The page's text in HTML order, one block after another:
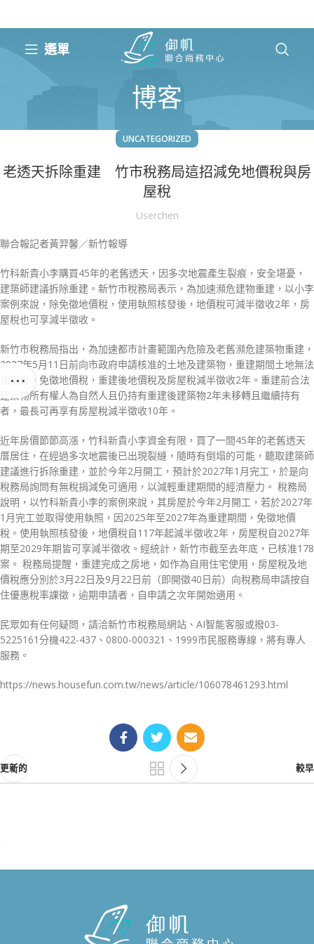
選單
博客
UNCATEGORIZED
老透天拆除重建 竹市稅務局這招減免地價稅與房
屋稅
Userchen
聯合報記者黃羿馨／新竹報導
竹科新貴小李購買45年的老舊透天，因多次地震產生裂痕，安全堪憂，
建築師建議拆除重建。新竹市稅務局表示，為加速瀕危建物重建，以小李
案例來說，除免徵地價稅，使用執照核發後，地價稅可減半徵收2年，房
屋稅也可享減半徵收。
新竹市稅務局指出，為加速都市計畫範圍內危險及老舊瀕危建築物重建，
2027年5月11日前向市政府申請核准的土地及建築物，重建期間土地無法
使用者，免徵地價稅，重建後地價稅及房屋稅減半徵收2年。重建前合法
建築物所有權人為自然人且仍持有重建後建築物2年未移轉且繼續持有
者，最長可再享有房屋稅減半徵收10年。
近年房價節節高漲，竹科新貴小李資金有限，買了一間45年的老舊透天
厝居住，在經過多次地震後已出現裂縫，隨時有倒塌的可能，聽取建築師
建議進行拆除重建，並於今年2月開工，預計於2027年1月完工，於是向
稅務局詢問有無稅捐減免可適用，以減輕重建期間的經濟壓力。 稅務局
說明，以竹科新貴小李的案例來說，其房屋於今年2月開工，若於2027年
1月完工並取得使用執照，因2025年至2027年為重建期間，免徵地價
稅。使用執照核發後，地價稅自117年起減半徵收2年，房屋稅自2027年
期至2029年期皆可享減半徵收。經統計，新竹市截至去年底，已核准178
案。 稅務局提醒，重建完成之房地，如作為自用住宅使用，房屋稅及地
價稅應分別於3月22日及9月22日前（即開徵40日前）向稅務局申請按自
住優惠稅率課徵，逾期申請者，自申請之次年開始適用。
民眾如有任何疑問，請洽新竹市稅務局網站、AI智能客服或撥03-
5225161分機422-437、0800-000321、1999市民服務專線，將有專人
服務。
https://news.housefun.com.tw/news/article/106078461293.html
更新的 較早